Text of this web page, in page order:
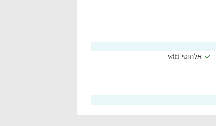
אלחוטי wifi